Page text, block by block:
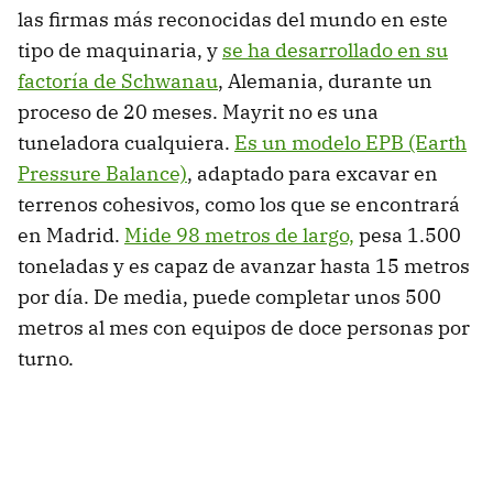
las firmas más reconocidas del mundo en este
tipo de maquinaria, y se ha desarrollado en su
factoría de Schwanau, Alemania, durante un
proceso de 20 meses. Mayrit no es una
tuneladora cualquiera. Es un modelo EPB (Earth
Pressure Balance), adaptado para excavar en
terrenos cohesivos, como los que se encontrará
en Madrid. Mide 98 metros de largo, pesa 1.500
toneladas y es capaz de avanzar hasta 15 metros
por día. De media, puede completar unos 500
metros al mes con equipos de doce personas por
turno.